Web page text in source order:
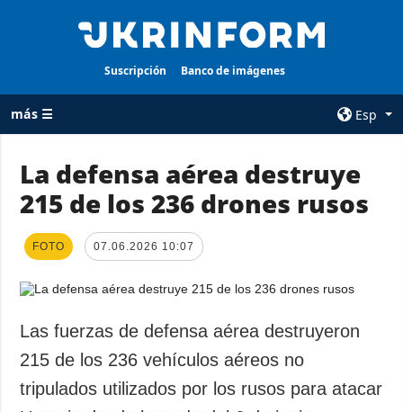
Suscripción Banco de imágenes
más ☰
Esp
TODAS LAS
Guerra
de Ucrania
Política
Economía
Defensa
AGENCIA
condiciones de
servicios
Política de
privacidad y
protección de
La defensa aérea destruye
215 de los 236 drones rusos
FOTO 07.06.2026 10:07
Las fuerzas de defensa aérea destruyeron
215 de los 236 vehículos aéreos no
tripulados utilizados por los rusos para atacar